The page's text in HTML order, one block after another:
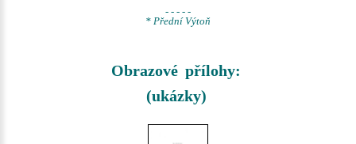
- - - - -
* Přední Výtoň
Obrazové přílohy:
(ukázky)